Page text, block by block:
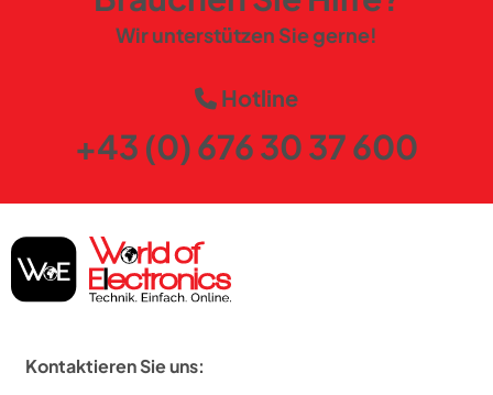
Wir unterstützen Sie gerne!
Hotline
+43 (0) 676 30 37 600
Kontaktieren Sie uns: